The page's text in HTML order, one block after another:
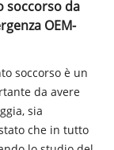
soccorso da
OEM-
soccorso è un
da avere
sia
che in tutto